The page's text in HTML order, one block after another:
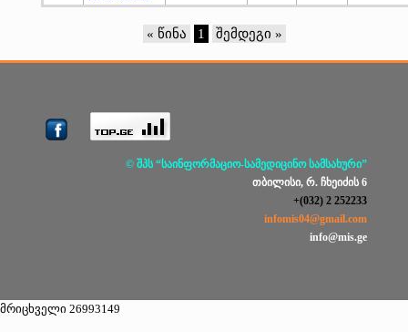
« წინა 1 შემდეგი »
© შპს “საინფორმაციო-სამედიცინო სამსახური”
თბილისი, რ. ჩხეიძის 6
+(032) 2 252233
infomis04@gmail.com
info@mis.ge
მრიცხველი 26993149